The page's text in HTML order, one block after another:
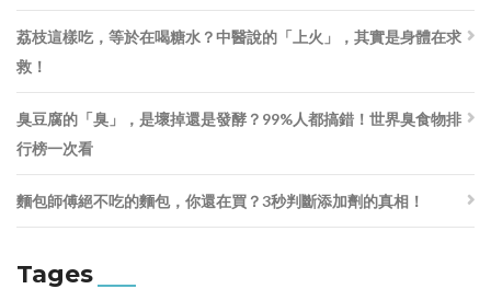
荔枝這樣吃，等於在喝糖水？中醫說的「上火」，其實是身體在求
救！
臭豆腐的「臭」，是壞掉還是發酵？99%人都搞錯！世界臭食物排
行榜一次看
麵包師傅絕不吃的麵包，你還在買？3秒判斷添加劑的真相！
Tages